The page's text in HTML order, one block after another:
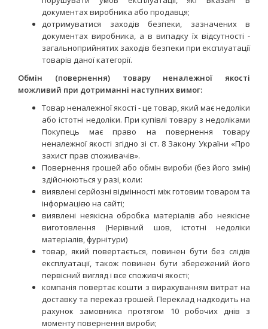
документах виробника або продавця;
дотримуватися заходів безпеки, зазначених в
документах виробника, а в випадку їх відсутності -
загальноприйнятих заходів безпеки при експлуатації
товарів даної категорії.
Обмін (повернення) товару неналежної якості
можливий при дотриманні наступних вимог:
Товар неналежної якості - це товар, який має недоліки
або істотні недоліки. При купівлі товару з недоліками
Покупець має право на повернення товару
неналежної якості згідно зі ст. 8 Закону України «Про
захист прав споживачів».
Повернення грошей або обмін вироби (без його змін)
здійснюються у разі, коли:
виявлені серйозні відмінності між готовим товаром та
інформацією на сайті;
виявлені неякісна обробка матеріалів або неякісне
виготовлення (Нерівний шов, істотні недоліки
матеріалів, фурнітури)
товар, який повертається, повинен бути без слідів
експлуатації, також повинен бути збережений його
первісний вигляд і все споживчі якості;
компанія повертає кошти з вирахуванням витрат на
доставку та переказ грошей. Переклад надходить на
рахунок замовника протягом 10 робочих днів з
моменту повернення вироби;